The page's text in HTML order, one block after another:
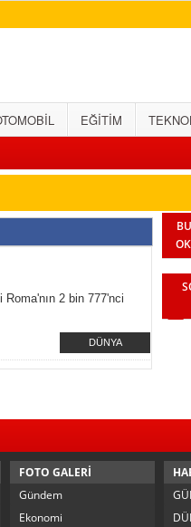
EĞİTİM
2 bin 777'nci
DÜNYA
FOTO GALERİ
Gündem
Ekonomi